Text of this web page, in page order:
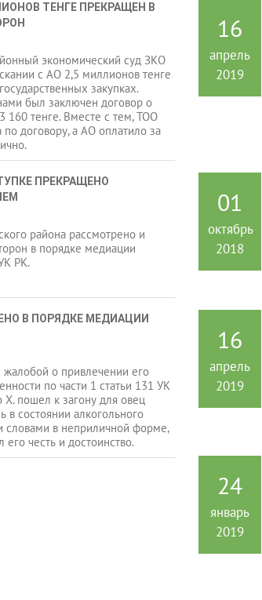
ТЕНГЕ ПРЕКРАЩЕН В
экономический суд ЗКО
с АО 2,5 миллионов тенге
закупках.
был заключен договор о
160 тенге. Вместе с тем, ТОО
договору, а АО оплатило за
16
апрель
2019
ПРЕКРАЩЕНО
района рассмотрено и
в порядке медиации
РК.
01
октябрь
2018
В ПОРЯДКЕ МЕДИАЦИИ
жалобой о привлечении его
по части 1 статьи 131 УК
Х. пошел к загону для овец
состоянии алкогольного
словами в неприличной форме,
честь и достоинство.
16
апрель
2019
24
январь
2019